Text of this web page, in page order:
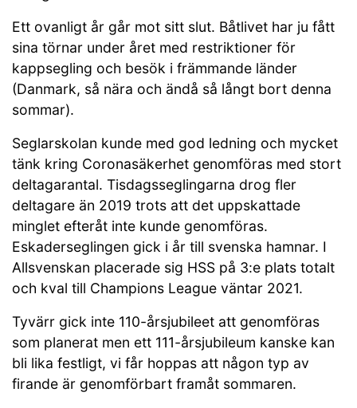
Ett ovanligt år går mot sitt slut. Båtlivet har ju fått
sina törnar under året med restriktioner för
kappsegling och besök i främmande länder
(Danmark, så nära och ändå så långt bort denna
sommar).
Seglarskolan kunde med god ledning och mycket
tänk kring Coronasäkerhet genomföras med stort
deltagarantal. Tisdagsseglingarna drog fler
deltagare än 2019 trots att det uppskattade
minglet efteråt inte kunde genomföras.
Eskaderseglingen gick i år till svenska hamnar. I
Allsvenskan placerade sig HSS på 3:e plats totalt
och kval till Champions League väntar 2021.
Tyvärr gick inte 110-årsjubileet att genomföras
som planerat men ett 111-årsjubileum kanske kan
bli lika festligt, vi får hoppas att någon typ av
firande är genomförbart framåt sommaren.